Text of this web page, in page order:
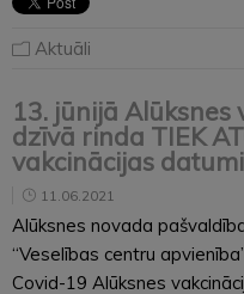
Aktuāli
13. jūnijā Alūksnes
dzīvā rinda TIEK
vakcinācijas
11.06.2021
Alūksnes novada
“Veselības centru
Covid-19 Alūksnes